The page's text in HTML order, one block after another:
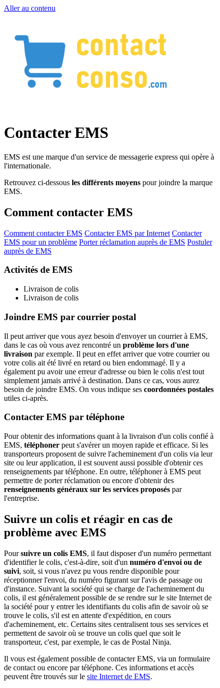
Aller au contenu
Contacter EMS
EMS est une marque d'un service de messagerie express qui opère à
l'internationale.
Retrouvez ci-dessous les différents moyens pour joindre la marque
EMS.
Comment contacter EMS
Comment contacter EMS Contacter EMS par Internet Contacter
EMS pour un problème Porter réclamation auprès de EMS Postuler
auprès de EMS
Activités de EMS
Livraison de colis
Livraison de colis
Joindre EMS par courrier postal
Il peut arriver que vous ayez besoin d'envoyer un courrier à EMS,
dans le cas où vous avez rencontré un problème lors d'une
livraison par exemple. Il peut en effet arriver que votre courrier ou
votre colis ait été livré en retard ou bien endommagé. Il y a
également pu avoir une erreur d'adresse ou bien le colis n'est tout
simplement jamais arrivé à destination. Dans ce cas, vous aurez
besoin de joindre EMS. On vous indique ses coordonnées postales
utiles ci-après.
Contacter EMS par téléphone
Pour obtenir des informations quant à la livraison d'un colis confié à
EMS, téléphoner peut s'avérer un moyen rapide et efficace. Si les
transporteurs proposent de suivre l'acheminement d'un colis via leur
site ou leur application, il est souvent aussi possible d'obtenir ces
renseignements par téléphone. En outre, téléphoner à EMS peut
permettre de porter réclamation ou encore d'obtenir des
renseignements généraux sur les services proposés par
l'entreprise.
Suivre un colis et réagir en cas de
problème avec EMS
Poursuivre un colis EMS, il faut disposer d'un numéro permettant
d'identifier le colis, c'est-à-dire, soit d'un numéro d'envoi ou de
suivi, soit, si vous n'avez pu vous rendre disponible pour
réceptionner l'envoi, du numéro figurant sur l'avis de passage ou
d'instance. Suivant la société qui se charge de l'acheminement du
colis, il est généralement possible de se rendre sur le site Internet de
la société pour y entrer les identifiants du colis afin de savoir où se
trouve le colis, s'il est en attente d'expédition, en cours
d'acheminement, etc. Certains sites centralisent tous ses services et
permettent de savoir où se trouve un colis quel que soit le
transporteur, c'est, par exemple, le cas de Postal Ninja.
Il vous est également possible de contacter EMS, via un formulaire
de contact ou encore par téléphone. Ces informations et accès
peuvent être trouvés sur le site Internet de EMS.